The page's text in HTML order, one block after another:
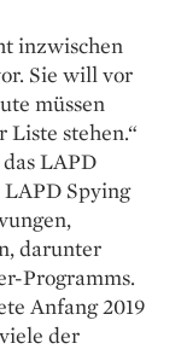
inzwischen
Sie will vor
müssen
Liste stehen.“
LAPD
Spying
darunter
Programms.
Anfang 2019
der